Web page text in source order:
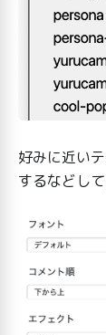
好みに近い
するなどし